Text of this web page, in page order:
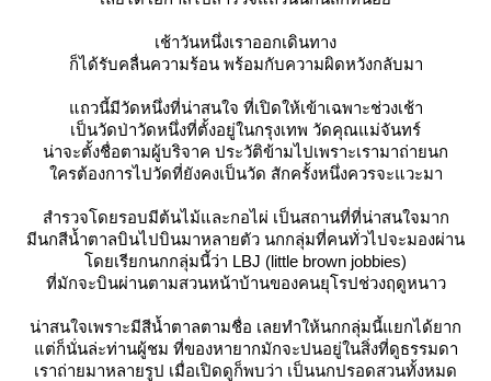
เช้าวันหนึ่งเราออกเดินทาง
ก็ได้รับคลื่นความร้อน พร้อมกับความผิดหวังกลับมา
ถวนี้มีวัดหนึ่งที่น่าสนใจ ที่เปิดให้เข้าเฉพาะช่วงเช้า
เป็นวัดป่าวัดหนึ่งที่ตั้งอยู่ในกรุงเทพ วัดคุณแม่จันทร์
น่าจะตั้งชื่อตามผู้บริจาค ประวัติข้ามไปเพราะเรามาถ่ายนก
ครต้องการไปวัดที่ยังคงเป็นวัด สักครั้งหนึ่งควรจะแวะมา
สำรวจโดยรอบมีต้นไม้และกอไผ่ เป็นสถานที่ที่น่าสนใจมาก
มีนกสีน้ำตาลบินไปบินมาหลายตัว นกกลุ่มที่คนทั่วไปจะมองผ่าน
ดยเรียกนกกลุ่มนี้ว่า LBJ (little brown jobbies)
ที่มักจะบินผ่านตามสวนหน้าบ้านของคนยุโรปช่วงฤดูหนาว
น่าสนใจเพราะมีสีน้ำตาลตามชื่อ เลยทำให้นกกลุ่มนี้แยกได้ยาก
ต่ก็นั่นล่ะท่านผู้ชม ที่ของหายากมักจะปนอยู่ในสิ่งที่ดูธรรมดา
เราถ่ายมาหลายรูป เมื่อเปิดดูก็พบว่า เป็นนกปรอดสวนทั้งหมด